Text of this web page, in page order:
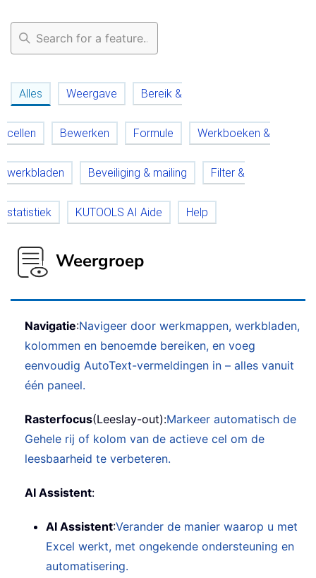
Alles Weergave Bereik &
cellen Bewerken Formule Werkboeken &
werkbladen Beveiliging & mailing Filter &
statistiek KUTOOLS AI Aide Help
Weergroep
Navigatie:Navigeer door werkmappen, werkbladen,
kolommen en benoemde bereiken, en voeg
eenvoudig AutoText-vermeldingen in – alles vanuit
één paneel.
Rasterfocus(Leeslay-out):Markeer automatisch de
Gehele rij of kolom van de actieve cel om de
leesbaarheid te verbeteren.
AI Assistent:
AI Assistent:Verander de manier waarop u met
Excel werkt, met ongekende ondersteuning en
automatisering.